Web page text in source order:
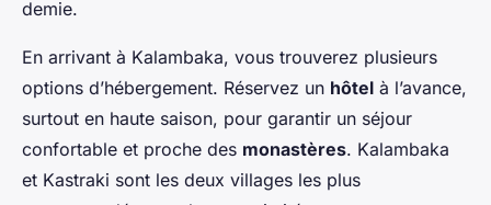
demie.
En arrivant à Kalambaka, vous trouverez plusieurs
options d’hébergement. Réservez un hôtel à l’avance,
surtout en haute saison, pour garantir un séjour
confortable et proche des monastères. Kalambaka
et Kastraki sont les deux villages les plus